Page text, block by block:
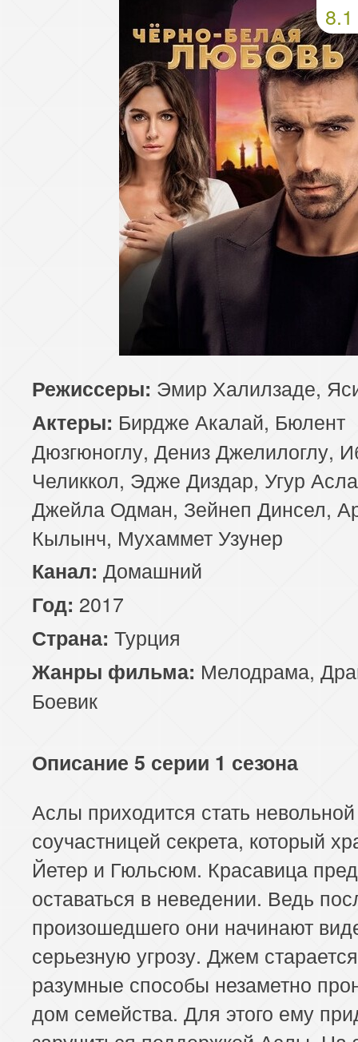
54 серия
55 серия
58 серия
59 серия
62 серия
63 серия
66 серия
67 серия
70 серия
71 серия
74 серия
75 серия
78 серия
82 серия
86 серия
87 серия
90 серия
91 серия
93 серия
94 серия 95 серия
8.1
Режиссеры: Эмир Халилзаде,
Актеры: Бирдже Акалай, Бюлент
Дюзгюноглу, Дениз Джелилоглу,
Челиккол, Эдже Диздар, Угур
Джейла Одман, Зейнеп Динсел,
Кылынч, Мухаммет Узунер
Канал: Домашний
Год: 2017
Страна: Турция
Жанры фильма: Мелодрама,
Боевик
Описание 5 серии 1 сезона
Аслы приходится стать невольной
соучастницей секрета, который
Йетер и Гюльсюм. Красавица
оставаться в неведении. Ведь
произошедшего они начинают
серьезную угрозу. Джем
разумные способы незаметно
дом семейства. Для этого ему